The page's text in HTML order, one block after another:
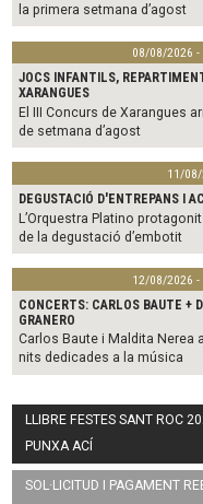
la primera setmana d’agost
08/08/2026
JOCS INFANTILS,
XARANGUES
El III Concurs de Xarangues
de setmana d’agost
11/
DEGUSTACIÓ D'ENTREPANS I
L’Orquestra Platino
de la degustació d’embotit
12/08/2026
CONCERTS: CARLOS BAUTE +
GRANERO
Carlos Baute i Maldita Nerea
nits dedicades a la música
LLIBRE FESTES SANT ROC
PUNXA ACÍ
SOL·LICITUD I PAGAMENT